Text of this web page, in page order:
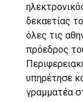
δεκαετίας
όλες τις
πρόεδρος
υπηρέτησε
γραμματέα